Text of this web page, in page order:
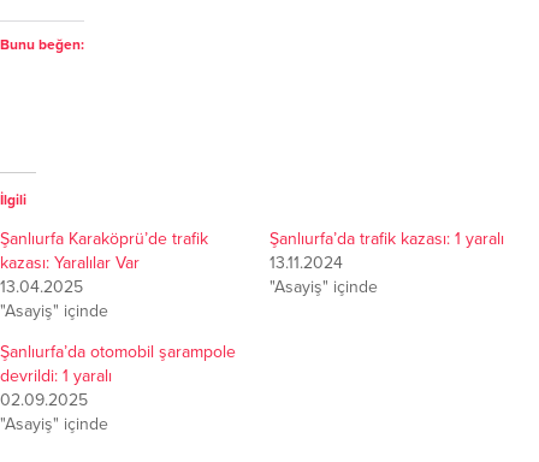
Bunu beğen:
İlgili
Şanlıurfa Karaköprü’de trafik
kazası: Yaralılar Var
13.04.2025
"Asayiş" içinde
Şanlıurfa’da trafik kazası: 1 yaralı
13.11.2024
"Asayiş" içinde
Şanlıurfa’da otomobil şarampole
devrildi: 1 yaralı
02.09.2025
"Asayiş" içinde